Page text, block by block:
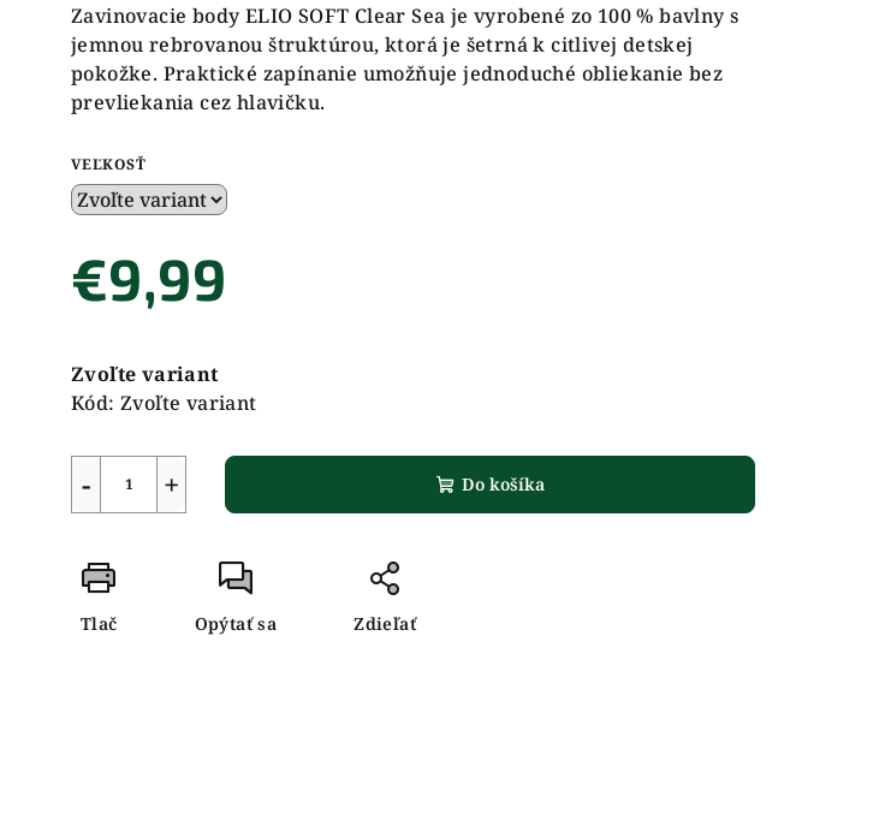
Zavinovacie body ELIO SOFT Clear Sea je vyrobené zo 100 % bavlny s
jemnou rebrovanou štruktúrou, ktorá je šetrná k citlivej detskej
pokožke. Praktické zapínanie umožňuje jednoduché obliekanie bez
prevliekania cez hlavičku.
VEĽKOSŤ
€9,99
cena:
Zvoľte variant
Kód: Zvoľte variant
+
− Do košíka
Tlač Opýtať sa Zdieľať